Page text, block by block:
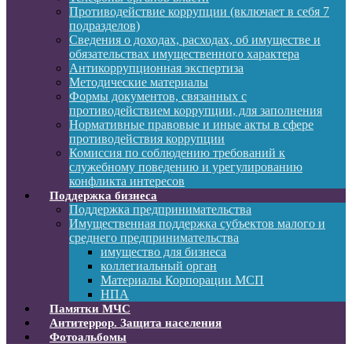
Противодействие коррупции (включает в себя 7
подразделов)
Сведения о доходах, расходах, об имуществе и
обязательствах имущественного характера
Антикоррупционная экспертиза
Методические материалы
Формы документов, связанных с
противодействием коррупции, для заполнения
Нормативные правовые и иные акты в сфере
противодействия коррупции
Комиссия по соблюдению требований к
служебному поведению и урегулированию
конфликта интересов
Поддержка бизнеса
Поддержка предпринимательства
Имущественная поддержка субъектов малого и
среднего предпринимательства
имущество для бизнеса
коллегиальный орган
Материалы Корпорации МСП
НПА
Памятки МЧС
Антитеррор. Защита населения
Фотоальбомы